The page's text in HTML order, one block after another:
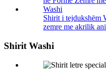
Shirit i tejdukshëm
zemre me akrilik
Shirit Washi